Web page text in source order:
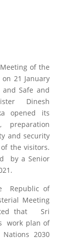
of the
21 January
Safe and
Dinesh
opened its
preparation
and security
the visitors.
by a Senior
Republic of
Meeting
that Sri
work plan of
2030